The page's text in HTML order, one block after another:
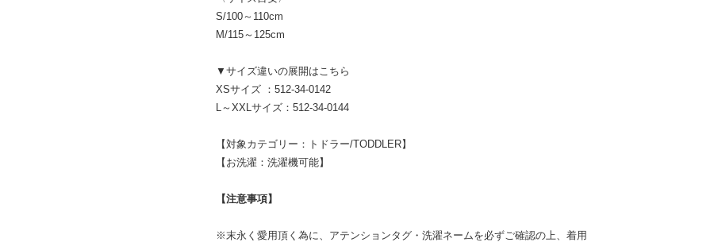
S/100～110cm
M/115～125cm
▼サイズ違いの展開はこちら
XSサイズ ：512-34-0142
L～XXLサイズ：512-34-0144
【対象カテゴリー：トドラー/TODDLER】
【お洗濯：洗濯機可能】
【注意事項】
※末永く愛用頂く為に、アテンションタグ・洗濯ネームを必ずご確認の上、着用